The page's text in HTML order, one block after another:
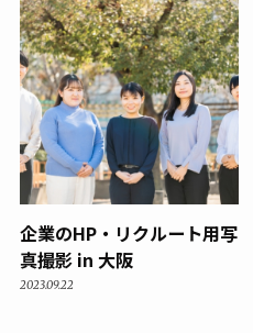
企業のHP・リクルート用写
真撮影 in 大阪
2023.09.22